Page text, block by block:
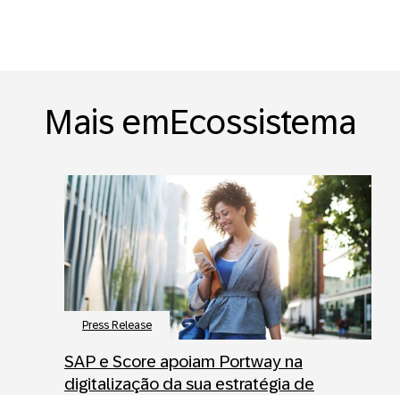
Mais emEcossistema
Press Release
SAP e Score apoiam Portway na
digitalização da sua estratégia de